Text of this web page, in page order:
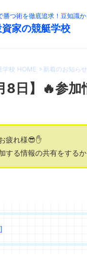
勝つ術を徹底追求！豆知識
家の競艇学校
学校 HOME >新着のお知らせ
8日】🔥参加
疲れ様😎✋
する情報の共有をする
]